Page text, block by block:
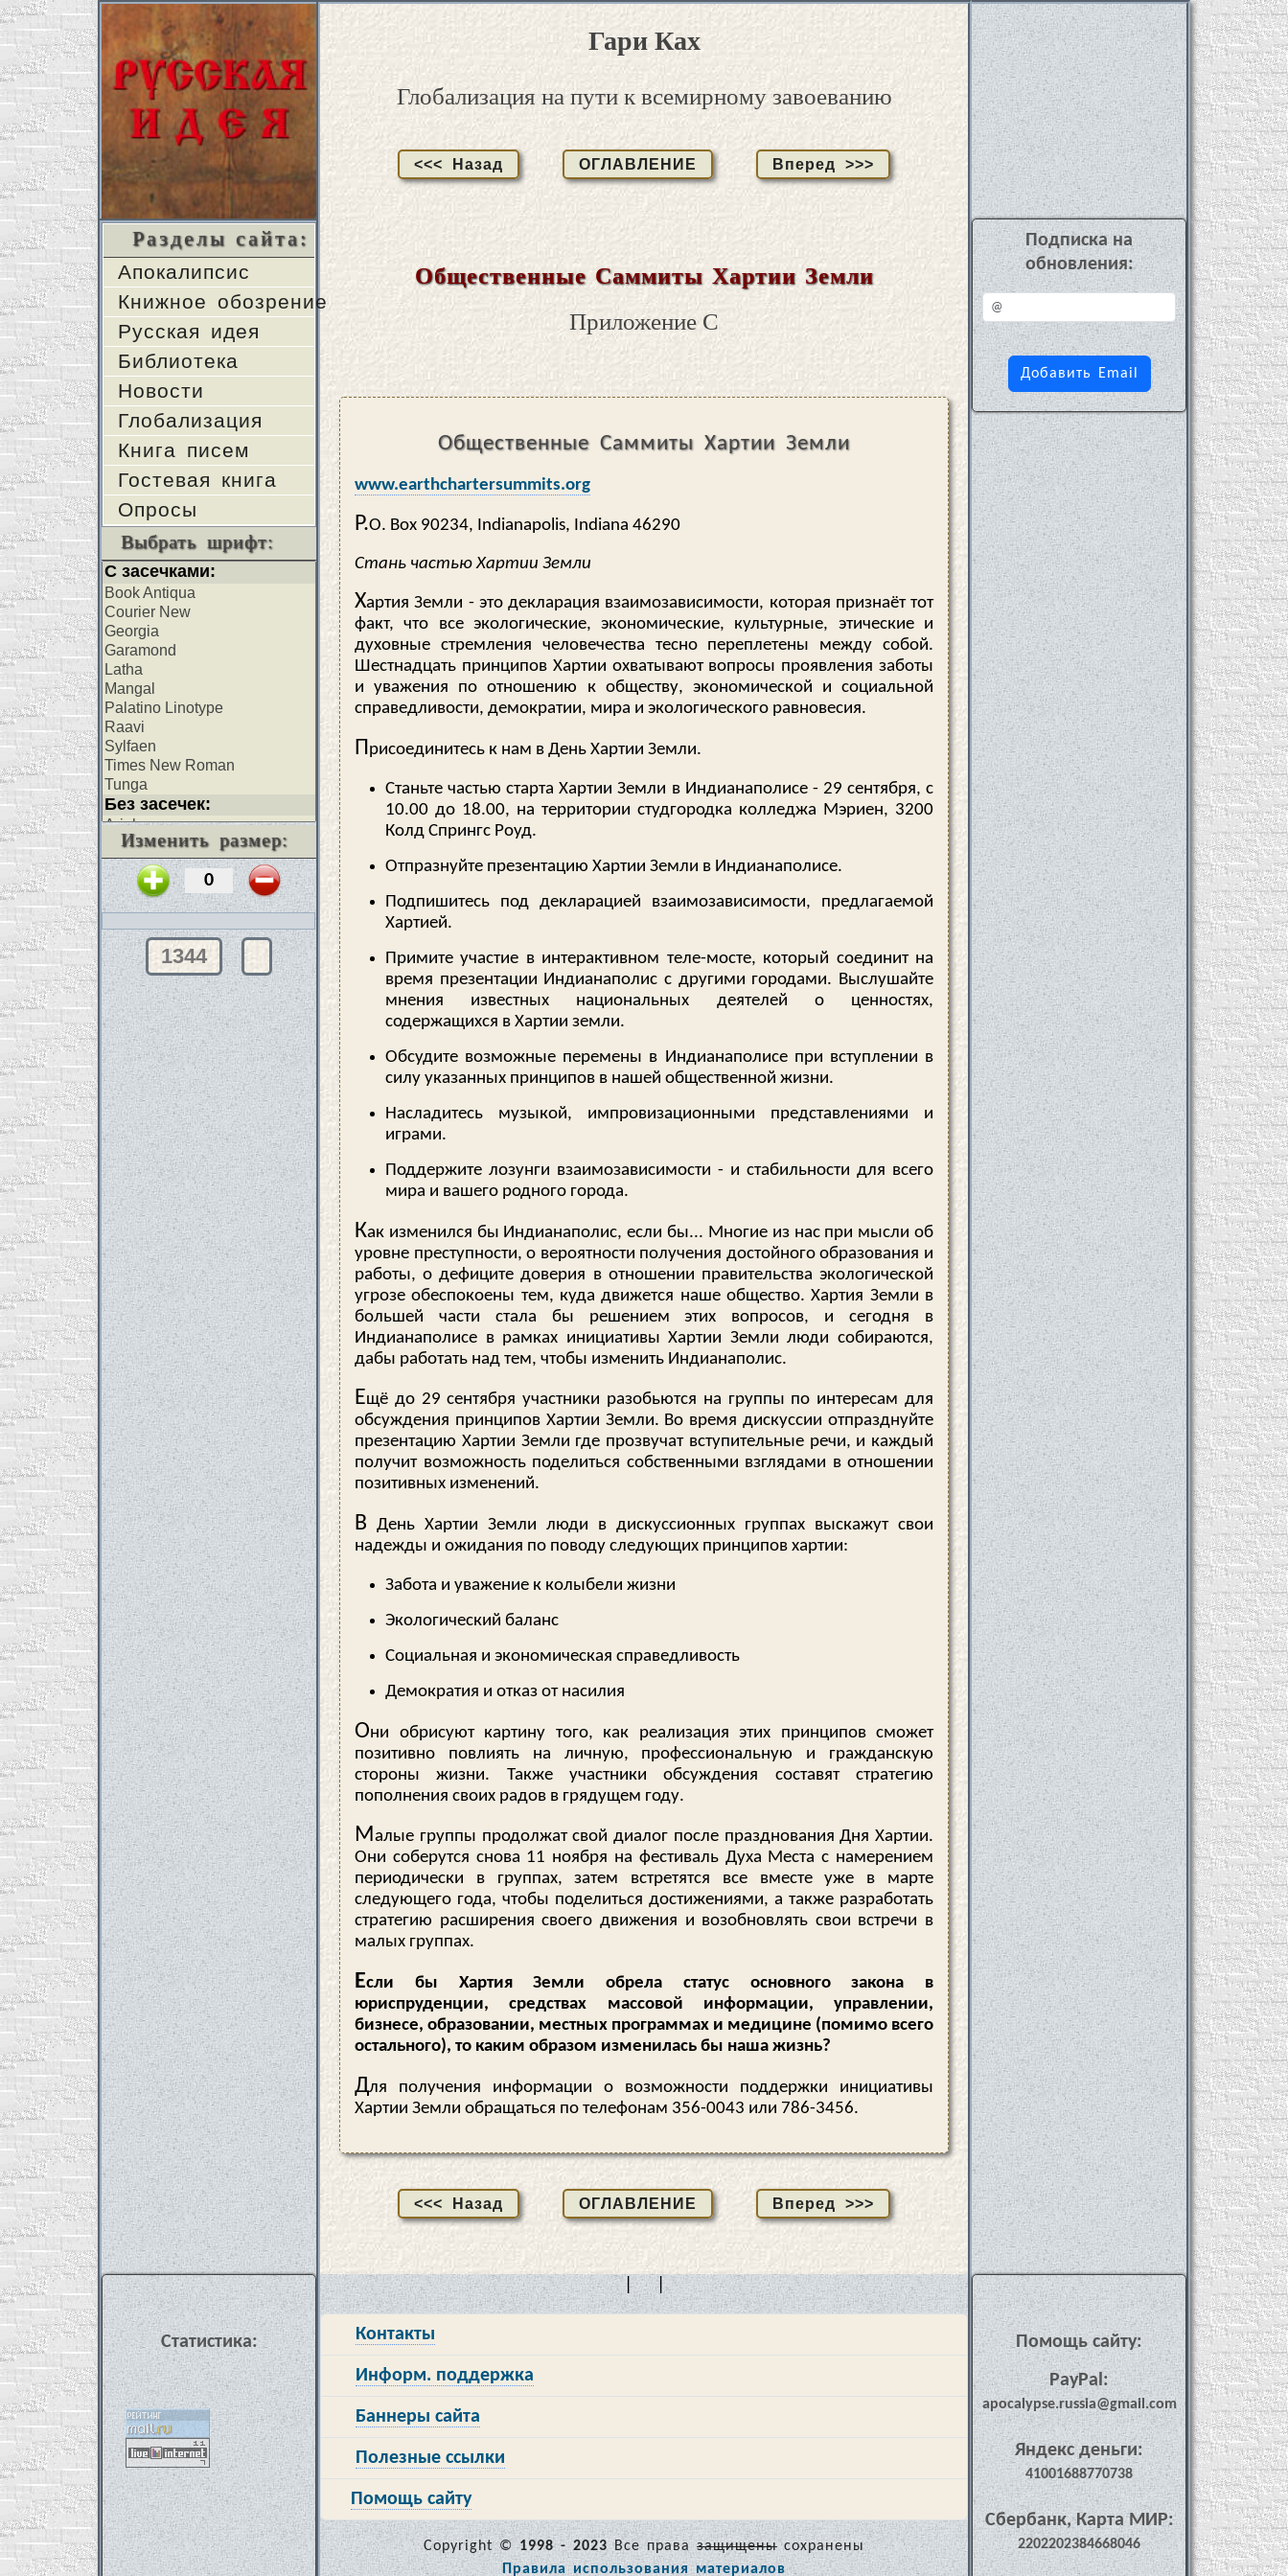
Гари Ках
Глобализация на пути к всемирному завоеванию
<<< Назад ОГЛАВЛЕНИЕ Вперед >>>
Разделы сайта:
Апокалипсис
Книжное обозрение
Русская идея
Библиотека
Новости
Глобализация
Книга писем
Гостевая книга
Опросы
Выбрать шрифт:
Изменить размер:
1344
Общественные Саммиты Хартии Земли
Приложение C
Общественные Саммиты Хартии Земли
www.earthchartersummits.org
P.O. Box 90234, Indianapolis, Indiana 46290
Стань частью Хартии Земли
Хартия Земли - это декларация взаимозависимости, которая признаёт тот
факт, что все экологические, экономические, культурные, этические и
духовные стремления человечества тесно переплетены между собой.
Шестнадцать принципов Хартии охватывают вопросы проявления заботы
и уважения по отношению к обществу, экономической и социальной
справедливости, демократии, мира и экологического равновесия.
Присоединитесь к нам в День Хартии Земли.
Станьте частью старта Хартии Земли в Индианаполисе - 29 сентября, с
10.00 до 18.00, на территории студгородка колледжа Мэриен, 3200
Колд Спрингс Роуд.
Отпразнуйте презентацию Хартии Земли в Индианаполисе.
Подпишитесь под декларацией взаимозависимости, предлагаемой
Хартией.
Примите участие в интерактивном теле-мосте, который соединит на
время презентации Индианаполис с другими городами. Выслушайте
мнения известных национальных деятелей о ценностях,
содержащихся в Хартии земли.
Обсудите возможные перемены в Индианаполисе при вступлении в
силу указанных принципов в нашей общественной жизни.
Насладитесь музыкой, импровизационными представлениями и
играми.
Поддержите лозунги взаимозависимости - и стабильности для всего
мира и вашего родного города.
Как изменился бы Индианаполис, если бы... Многие из нас при мысли об
уровне преступности, о вероятности получения достойного образования и
работы, о дефиците доверия в отношении правительства экологической
угрозе обеспокоены тем, куда движется наше общество. Хартия Земли в
большей части стала бы решением этих вопросов, и сегодня в
Индианаполисе в рамках инициативы Хартии Земли люди собираются,
дабы работать над тем, чтобы изменить Индианаполис.
Ещё до 29 сентября участники разобьются на группы по интересам для
обсуждения принципов Хартии Земли. Во время дискуссии отпразднуйте
презентацию Хартии Земли где прозвучат вступительные речи, и каждый
получит возможность поделиться собственными взглядами в отношении
позитивных изменений.
В День Хартии Земли люди в дискуссионных группах выскажут свои
надежды и ожидания по поводу следующих принципов хартии:
Забота и уважение к колыбели жизни
Экологический баланс
Социальная и экономическая справедливость
Демократия и отказ от насилия
Они обрисуют картину того, как реализация этих принципов сможет
позитивно повлиять на личную, профессиональную и гражданскую
стороны жизни. Также участники обсуждения составят стратегию
пополнения своих радов в грядущем году.
Малые группы продолжат свой диалог после празднования Дня Хартии.
Они соберутся снова 11 ноября на фестиваль Духа Места с намерением
периодически в группах, затем встретятся все вместе уже в марте
следующего года, чтобы поделиться достижениями, а также разработать
стратегию расширения своего движения и возобновлять свои встречи в
малых группах.
Если бы Хартия Земли обрела статус основного закона в
юриспруденции, средствах массовой информации, управлении,
бизнесе, образовании, местных программах и медицине (помимо всего
остального), то каким образом изменилась бы наша жизнь?
Для получения информации о возможности поддержки инициативы
Хартии Земли обращаться по телефонам 356-0043 или 786-3456.
<<< Назад ОГЛАВЛЕНИЕ Вперед >>>
Подписка на
обновления:
Статистика:
| |
Контакты
Информ. поддержка
Баннеры сайта
Полезные ссылки
Помощь сайту
Copyright ©1998 - 2023Все правазащищенысохранены
Правила использования материалов
Помощь сайту:
PayPal:
apocalypse.russia@gmail.com
Яндекс деньги:
41001688770738
Сбербанк, Карта МИР:
2202202384668046